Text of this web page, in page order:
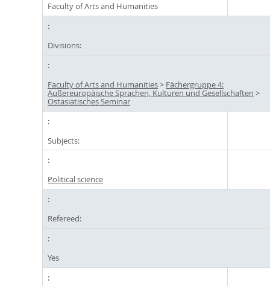
Faculty of Arts and Humanities
Divisions:
Faculty of Arts and Humanities> Fächergruppe 4:
Außereuropäische Sprachen, Kulturen und Gesellschaften >
Ostasiatisches Seminar
Subjects:
Political science
Refereed:
Yes